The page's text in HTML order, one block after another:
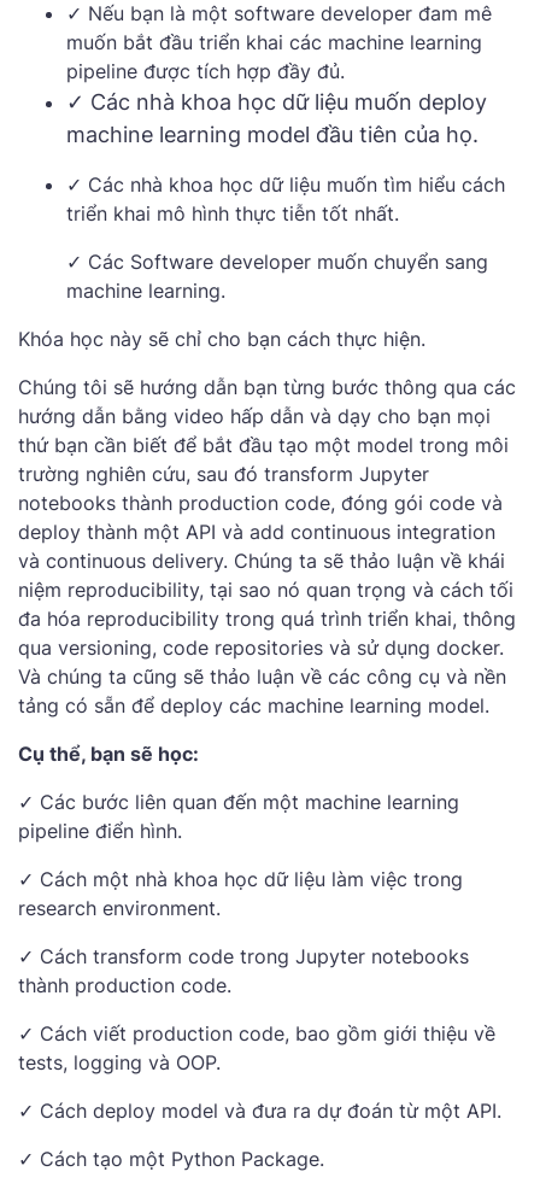
✓ Nếu bạn là một software developer đam mê
muốn bắt đầu triển khai các machine learning
pipeline được tích hợp đầy đủ.
✓ Các nhà khoa học dữ liệu muốn deploy
machine learning model đầu tiên của họ.
✓ Các nhà khoa học dữ liệu muốn tìm hiểu cách
triển khai mô hình thực tiễn tốt nhất.
✓ Các Software developer muốn chuyển sang
machine learning.
Khóa học này sẽ chỉ cho bạn cách thực hiện.
Chúng tôi sẽ hướng dẫn bạn từng bước thông qua các
hướng dẫn bằng video hấp dẫn và dạy cho bạn mọi
thứ bạn cần biết để bắt đầu tạo một model trong môi
trường nghiên cứu, sau đó transform Jupyter
notebooks thành production code, đóng gói code và
deploy thành một API và add continuous integration
và continuous delivery. Chúng ta sẽ thảo luận về khái
niệm reproducibility, tại sao nó quan trọng và cách tối
đa hóa reproducibility trong quá trình triển khai, thông
qua versioning, code repositories và sử dụng docker.
Và chúng ta cũng sẽ thảo luận về các công cụ và nền
tảng có sẵn để deploy các machine learning model.
Cụ thể, bạn sẽ học:
✓ Các bước liên quan đến một machine learning
pipeline điển hình.
✓ Cách một nhà khoa học dữ liệu làm việc trong
research environment.
✓ Cách transform code trong Jupyter notebooks
thành production code.
✓ Cách viết production code, bao gồm giới thiệu về
tests, logging và OOP.
✓ Cách deploy model và đưa ra dự đoán từ một API.
✓ Cách tạo một Python Package.